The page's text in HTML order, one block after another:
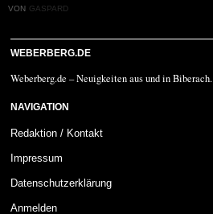
VON GASPARD
WEBERBERG.DE
Weberberg.de – Neuigkeiten aus und in Biberach.
NAVIGATION
Redaktion / Kontakt
Impressum
Datenschutzerklärung
Anmelden